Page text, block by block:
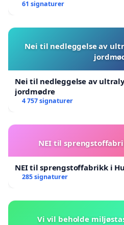
61 signaturer
Nei til nedleggelse av
Nei til nedleggelse av
jordmødre
4 757 signaturer
NEI til
NEI til sprengstoffabrikk i
285 signaturer
Vi vil beholde